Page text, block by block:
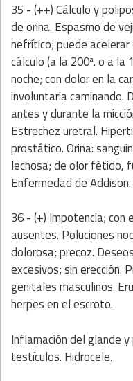
35 - (++) Cálculo y
de orina. Espasmo de
nefrítico; puede
cálculo (a la 200ª. o a la
noche; con dolor en la
involuntaria caminando.
antes y durante la
Estrechez uretral.
prostático. Orina:
lechosa; de olor fétido,
Enfermedad de Addison.
36 - (+) Impotencia; con
ausentes. Poluciones
dolorosa; precoz.
excesivos; sin erección.
genitales masculinos.
herpes en el escroto.
Inflamación del glande y
testículos. Hidrocele.